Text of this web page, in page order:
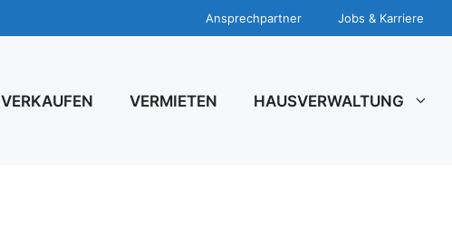
Ansprechpartner Jobs & Karriere
VERKAUFEN VERMIETEN HAUSVERWALTUNG